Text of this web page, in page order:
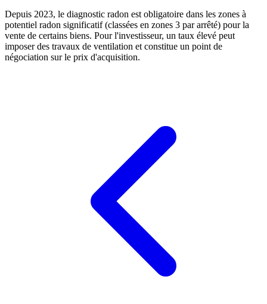
Depuis 2023, le diagnostic radon est obligatoire dans les zones à
potentiel radon significatif (classées en zones 3 par arrêté) pour la
vente de certains biens. Pour l'investisseur, un taux élevé peut
imposer des travaux de ventilation et constitue un point de
négociation sur le prix d'acquisition.